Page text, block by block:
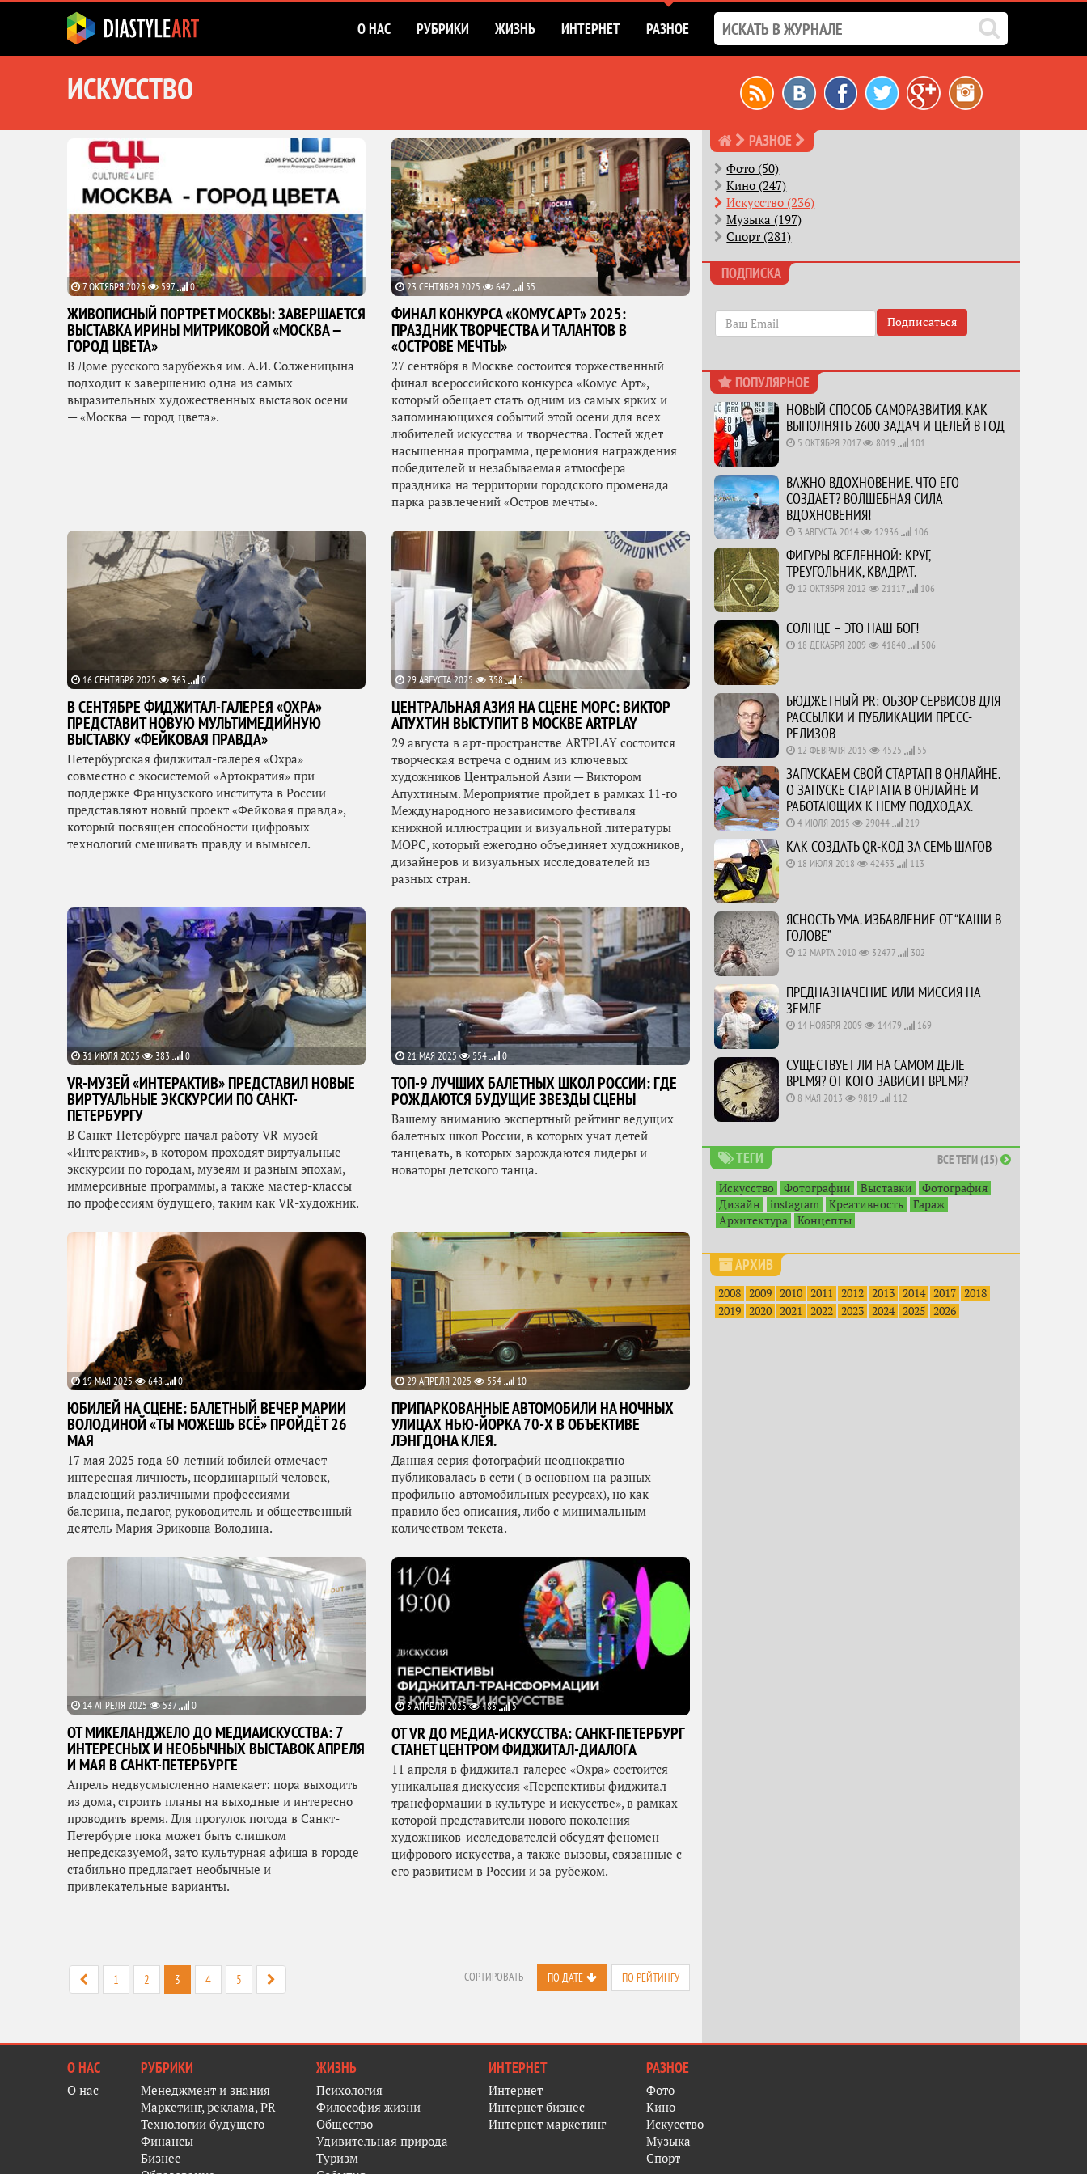
О НАС РУБРИКИ ЖИЗНЬ ИНТЕРНЕТ РАЗНОЕ
ИСКУССТВО
7 ОКТЯБРЯ 2025 597 0
ЖИВОПИСНЫЙ ПОРТРЕТ МОСКВЫ: ЗАВЕРШАЕТСЯ
ВЫСТАВКА ИРИНЫ МИТРИКОВОЙ «МОСКВА —
ГОРОД ЦВЕТА»
В Доме русского зарубежья им. А.И. Солженицына
подходит к завершению одна из самых
выразительных художественных выставок осени
— «Москва — город цвета».
23 СЕНТЯБРЯ 2025 642 55
ФИНАЛ КОНКУРСА «КОМУС АРТ» 2025:
ПРАЗДНИК ТВОРЧЕСТВА И ТАЛАНТОВ В
«ОСТРОВЕ МЕЧТЫ»
27 сентября в Москве состоится торжественный
финал всероссийского конкурса «Комус Арт»,
который обещает стать одним из самых ярких и
запоминающихся событий этой осени для всех
любителей искусства и творчества. Гостей ждет
насыщенная программа, церемония награждения
победителей и незабываемая атмосфера
праздника на территории городского променада
парка развлечений «Остров мечты».
16 СЕНТЯБРЯ 2025 363 0
В СЕНТЯБРЕ ФИДЖИТАЛ-ГАЛЕРЕЯ «ОХРА»
ПРЕДСТАВИТ НОВУЮ МУЛЬТИМЕДИЙНУЮ
ВЫСТАВКУ «ФЕЙКОВАЯ ПРАВДА»
Петербургская фиджитал-галерея «Охра»
совместно с экосистемой «Артократия» при
поддержке Французского института в России
представляют новый проект «Фейковая правда»,
который посвящен способности цифровых
технологий смешивать правду и вымысел.
29 АВГУСТА 2025 358 5
ЦЕНТРАЛЬНАЯ АЗИЯ НА СЦЕНЕ МОРС: ВИКТОР
АПУХТИН ВЫСТУПИТ В МОСКВЕ ARTPLAY
29 августа в арт-пространстве ARTPLAY состоится
творческая встреча с одним из ключевых
художников Центральной Азии — Виктором
Апухтиным. Мероприятие пройдет в рамках 11-го
Международного независимого фестиваля
книжной иллюстрации и визуальной литературы
МОРС, который ежегодно объединяет художников,
дизайнеров и визуальных исследователей из
разных стран.
31 ИЮЛЯ 2025 383 0
VR-МУЗЕЙ «ИНТЕРАКТИВ» ПРЕДСТАВИЛ НОВЫЕ
ВИРТУАЛЬНЫЕ ЭКСКУРСИИ ПО САНКТ-
ПЕТЕРБУРГУ
В Санкт-Петербурге начал работу VR-музей
«Интерактив», в котором проходят виртуальные
экскурсии по городам, музеям и разным эпохам,
иммерсивные программы, а также мастер-классы
по профессиям будущего, таким как VR-художник.
21 МАЯ 2025 554 0
ТОП-9 ЛУЧШИХ БАЛЕТНЫХ ШКОЛ РОССИИ: ГДЕ
РОЖДАЮТСЯ БУДУЩИЕ ЗВЕЗДЫ СЦЕНЫ
Вашему вниманию экспертный рейтинг ведущих
балетных школ России, в которых учат детей
танцевать, в которых зарождаются лидеры и
новаторы детского танца.
19 МАЯ 2025 648 0
ЮБИЛЕЙ НА СЦЕНЕ: БАЛЕТНЫЙ ВЕЧЕР МАРИИ
ВОЛОДИНОЙ «ТЫ МОЖЕШЬ ВСЁ» ПРОЙДЁТ 26
МАЯ
17 мая 2025 года 60-летний юбилей отмечает
интересная личность, неординарный человек,
владеющий различными профессиями —
балерина, педагог, руководитель и общественный
деятель Мария Эриковна Володина.
29 АПРЕЛЯ 2025 554 10
ПРИПАРКОВАННЫЕ АВТОМОБИЛИ НА НОЧНЫХ
УЛИЦАХ НЬЮ-ЙОРКА 70-Х В ОБЪЕКТИВЕ
ЛЭНГДОНА КЛЕЯ.
Данная серия фотографий неоднократно
публиковалась в сети ( в основном на разных
профильно-автомобильных ресурсах), но как
правило без описания, либо с минимальным
количеством текста.
14 АПРЕЛЯ 2025 537 0
ОТ МИКЕЛАНДЖЕЛО ДО МЕДИАИСКУССТВА: 7
ИНТЕРЕСНЫХ И НЕОБЫЧНЫХ ВЫСТАВОК АПРЕЛЯ
И МАЯ В САНКТ-ПЕТЕРБУРГЕ
Апрель недвусмысленно намекает: пора выходить
из дома, строить планы на выходные и интересно
проводить время. Для прогулок погода в Санкт-
Петербурге пока может быть слишком
непредсказуемой, зато культурная афиша в городе
стабильно предлагает необычные и
привлекательные варианты.
3 АПРЕЛЯ 2025 483 5
ОТ VR ДО МЕДИА-ИСКУССТВА: САНКТ-ПЕТЕРБУРГ
СТАНЕТ ЦЕНТРОМ ФИДЖИТАЛ-ДИАЛОГА
11 апреля в фиджитал-галерее «Охра» состоится
уникальная дискуссия «Перспективы фиджитал
трансформации в культуре и искусстве», в рамках
которой представители нового поколения
художников-исследователей обсудят феномен
цифрового искусства, а также вызовы, связанные с
его развитием в России и за рубежом.
1 2 3 4 5 СОРТИРОВАТЬ ПО ДАТЕ ПО РЕЙТИНГУ
РАЗНОЕ
Фото (50)
Кино (247)
Искусство (236)
Музыка (197)
Спорт (281)
ПОДПИСКА
Подписаться
ПОПУЛЯРНОЕ
НОВЫЙ СПОСОБ САМОРАЗВИТИЯ. КАК
ВЫПОЛНЯТЬ 2600 ЗАДАЧ И ЦЕЛЕЙ В ГОД
5 ОКТЯБРЯ 2017 8019 101
ВАЖНО ВДОХНОВЕНИЕ. ЧТО ЕГО
СОЗДАЕТ? ВОЛШЕБНАЯ СИЛА
ВДОХНОВЕНИЯ!
3 АВГУСТА 2014 12936 106
ФИГУРЫ ВСЕЛЕННОЙ: КРУГ,
ТРЕУГОЛЬНИК, КВАДРАТ.
12 ОКТЯБРЯ 2012 21117 106
СОЛНЦЕ – ЭТО НАШ БОГ!
18 ДЕКАБРЯ 2009 41840 506
БЮДЖЕТНЫЙ PR: ОБЗОР СЕРВИСОВ ДЛЯ
РАССЫЛКИ И ПУБЛИКАЦИИ ПРЕСС-
РЕЛИЗОВ
12 ФЕВРАЛЯ 2015 4525 55
ЗАПУСКАЕМ СВОЙ СТАРТАП В ОНЛАЙНЕ.
О ЗАПУСКЕ СТАРТАПА В ОНЛАЙНЕ И
РАБОТАЮЩИХ К НЕМУ ПОДХОДАХ.
4 ИЮЛЯ 2015 29044 219
КАК СОЗДАТЬ QR-КОД ЗА СЕМЬ ШАГОВ
18 ИЮЛЯ 2018 42453 113
ЯСНОСТЬ УМА. ИЗБАВЛЕНИЕ ОТ “КАШИ В
ГОЛОВЕ”
12 МАРТА 2010 32477 302
ПРЕДНАЗНАЧЕНИЕ ИЛИ МИССИЯ НА
ЗЕМЛЕ
14 НОЯБРЯ 2009 14479 169
СУЩЕСТВУЕТ ЛИ НА САМОМ ДЕЛЕ
ВРЕМЯ? ОТ КОГО ЗАВИСИТ ВРЕМЯ?
8 МАЯ 2013 9819 112
ТЕГИ ВСЕ ТЕГИ (15)
Искусство Фотографии Выставки
Фотография
Дизайн
instagram Креативность
Гараж
Архитектура
Концепты
АРХИВ
2008 2009 2010 2011 2012 2013 2014 2017 2018
2019 2020 2021 2022 2023 2024 2025 2026
О НАС
О нас
РУБРИКИ
Менеджмент и знания
Маркетинг, реклама, PR
Технологии будущего
Финансы
Бизнес
ЖИЗНЬ
Психология
Философия жизни
Общество
Удивительная природа
Туризм
ИНТЕРНЕТ
Интернет
Интернет бизнес
Интернет маркетинг
РАЗНОЕ
Фото
Кино
Искусство
Музыка
Спорт